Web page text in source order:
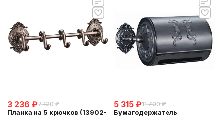
3 236 ₽7 120 ₽
Планка на 5 крючков (13902-
5 315 ₽11 700 ₽
Бумагодержатель